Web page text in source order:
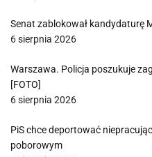
Senat zablokował kandydaturę
6 sierpnia 2026
Warszawa. Policja poszukuje
[FOTO]
6 sierpnia 2026
PiS chce deportować
poborowym